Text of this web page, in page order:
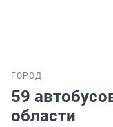
ГОРОД
59
области